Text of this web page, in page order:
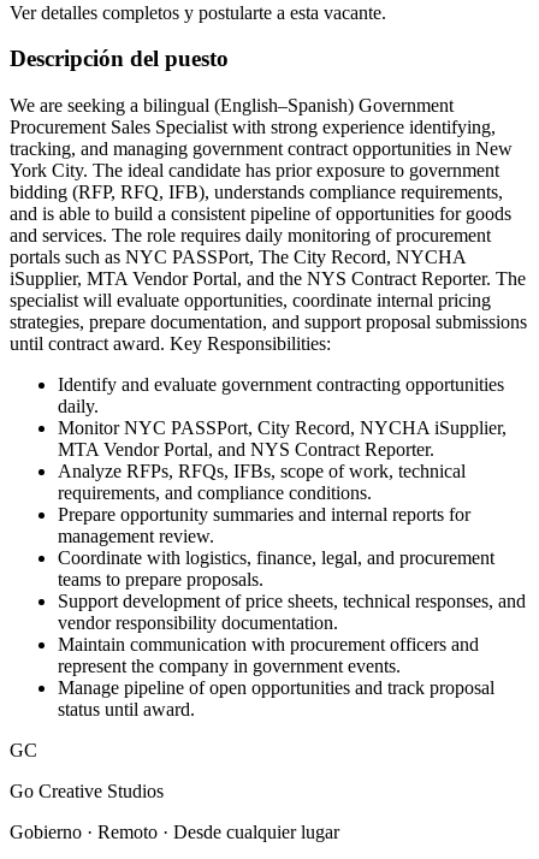
Ver detalles completos y postularte a esta vacante.
Descripción del puesto
We are seeking a bilingual (English–Spanish) Government
Procurement Sales Specialist with strong experience identifying,
tracking, and managing government contract opportunities in New
York City. The ideal candidate has prior exposure to government
bidding (RFP, RFQ, IFB), understands compliance requirements,
and is able to build a consistent pipeline of opportunities for goods
and services. The role requires daily monitoring of procurement
portals such as NYC PASSPort, The City Record, NYCHA
iSupplier, MTA Vendor Portal, and the NYS Contract Reporter. The
specialist will evaluate opportunities, coordinate internal pricing
strategies, prepare documentation, and support proposal submissions
until contract award. Key Responsibilities:
Identify and evaluate government contracting opportunities
daily.
Monitor NYC PASSPort, City Record, NYCHA iSupplier,
MTA Vendor Portal, and NYS Contract Reporter.
Analyze RFPs, RFQs, IFBs, scope of work, technical
requirements, and compliance conditions.
Prepare opportunity summaries and internal reports for
management review.
Coordinate with logistics, finance, legal, and procurement
teams to prepare proposals.
Support development of price sheets, technical responses, and
vendor responsibility documentation.
Maintain communication with procurement officers and
represent the company in government events.
Manage pipeline of open opportunities and track proposal
status until award.
GC
Go Creative Studios
Gobierno · Remoto · Desde cualquier lugar